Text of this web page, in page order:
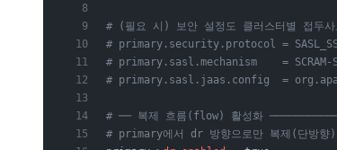
# (필요 시) 보안 설정도 클러스터별 접두사
# primary.security.protocol =
# primary.sasl.mechanism    = SCRAM-
# primary.sasl.jaas.config  =
# ── 복제 흐름(flow) 활성화
# primary에서 dr 방향으로만 복제(단방향